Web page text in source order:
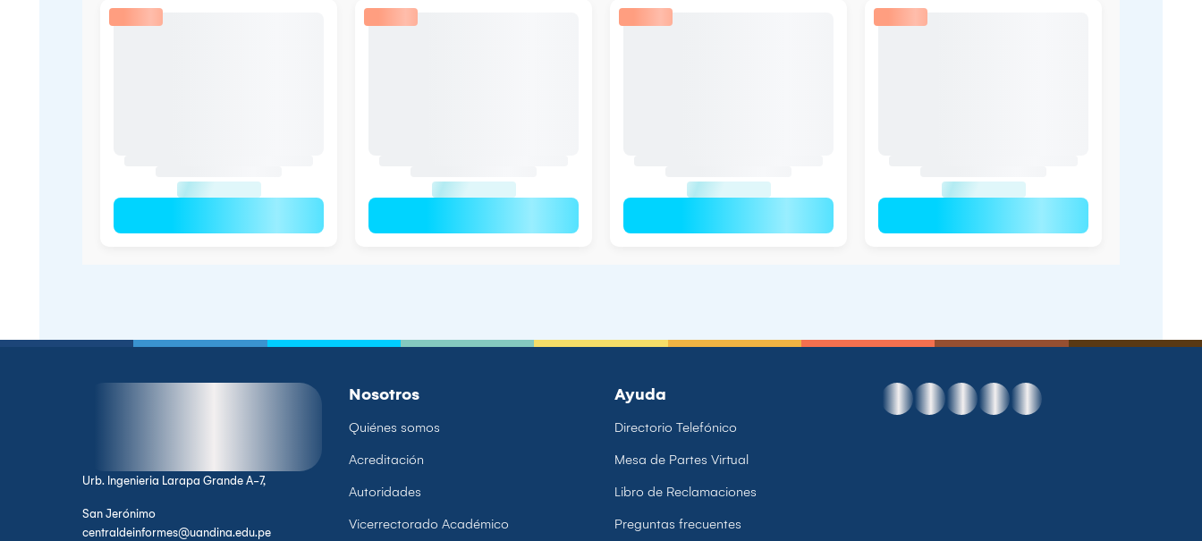
Urb. Ingenieria Larapa Grande A-7,
San Jerónimo
centraldeinformes@uandina.edu.pe
Nosotros
Quiénes somos
Acreditación
Autoridades
Vicerrectorado Académico
Ayuda
Directorio Telefónico
Mesa de Partes Virtual
Libro de Reclamaciones
Preguntas frecuentes